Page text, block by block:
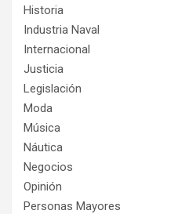
Historia
Industria Naval
Internacional
Justicia
Legislación
Moda
Música
Náutica
Negocios
Opinión
Personas Mayores